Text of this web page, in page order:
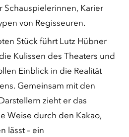
Schauspielerinnen, Karier
von Regisseuren.
Stück führt Lutz Hübner
Kulissen des Theaters und
Einblick in die Realität
Gemeinsam mit den
zieht er das
Weise durch den Kakao,
lässt – ein